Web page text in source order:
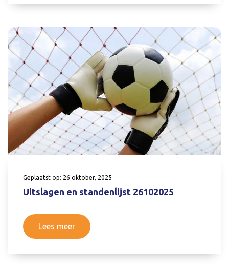
Geplaatst op: 26 oktober, 2025
Uitslagen en standenlijst 26102025
Lees meer